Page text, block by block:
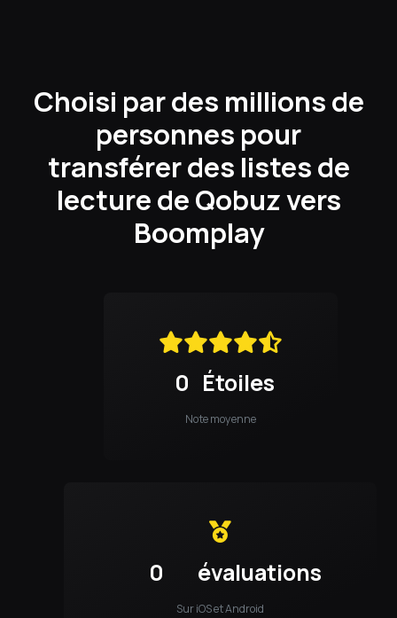
Choisi par des millions de
personnes pour
transférer des listes de
lecture de Qobuz vers
Boomplay
0 Étoiles
Note moyenne
0 évaluations
Sur iOS et Android